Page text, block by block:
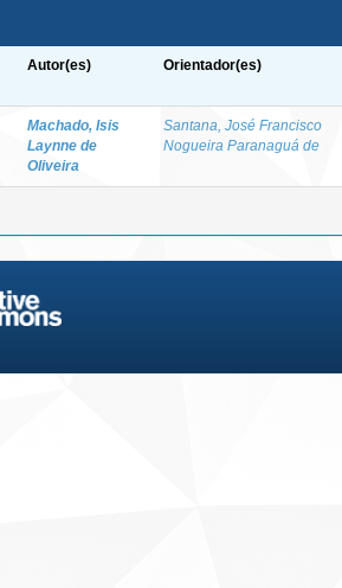
Autor(es) Orientador(es)
Machado, Isis
Laynne de
Oliveira
Santana, José Francisco
Nogueira Paranaguá de